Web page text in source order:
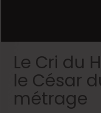
Le Cri du
le César
métrage